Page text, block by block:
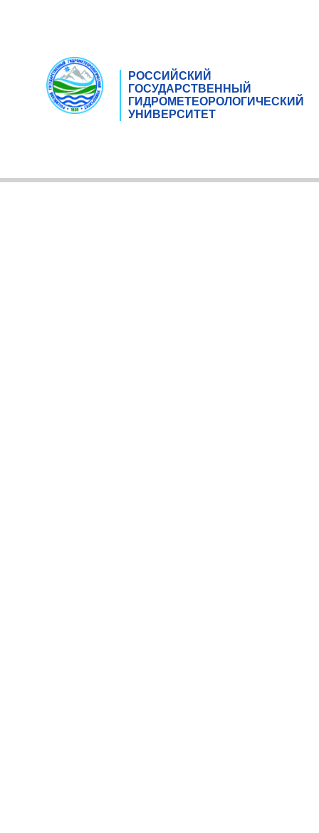
РОССИЙСКИЙ
ГОСУДАРСТВЕННЫЙ
ГИДРОМЕТЕОРОЛОГИЧЕСКИЙ
УНИВЕРСИТЕТ